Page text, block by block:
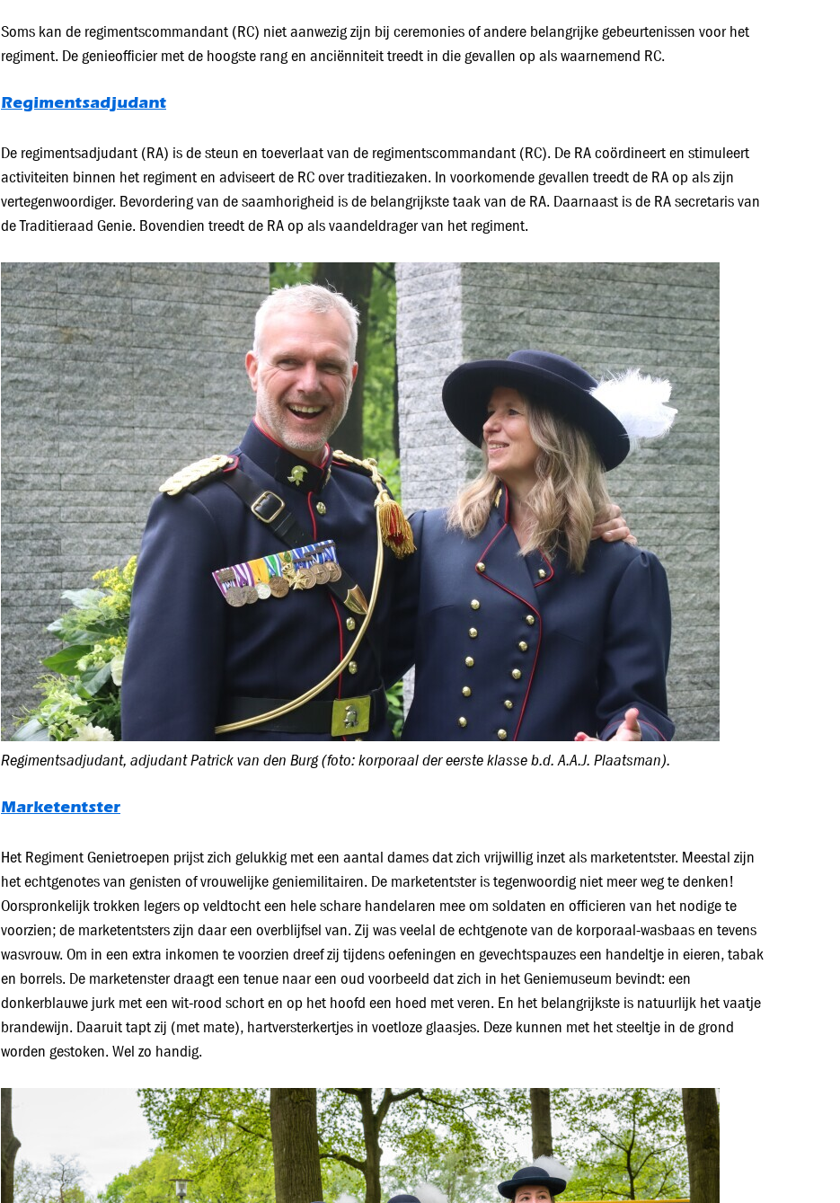
Soms kan de regimentscommandant (RC) niet aanwezig zijn bij ceremonies of andere belangrijke gebeurtenissen voor het
regiment. De genieofficier met de hoogste rang en anciënniteit treedt in die gevallen op als waarnemend RC.
Regimentsadjudant
De regimentsadjudant (RA) is de steun en toeverlaat van de regimentscommandant (RC). De RA coördineert en stimuleert
activiteiten binnen het regiment en adviseert de RC over traditiezaken. In voorkomende gevallen treedt de RA op als zijn
vertegenwoordiger. Bevordering van de saamhorigheid is de belangrijkste taak van de RA. Daarnaast is de RA secretaris van
de Traditieraad Genie. Bovendien treedt de RA op als vaandeldrager van het regiment.
Regimentsadjudant, adjudant Patrick van den Burg (foto: korporaal der eerste klasse b.d. A.A.J. Plaatsman).
Marketentster
Het Regiment Genietroepen prijst zich gelukkig met een aantal dames dat zich vrijwillig inzet als marketentster. Meestal zijn
het echtgenotes van genisten of vrouwelijke geniemilitairen. De marketentster is tegenwoordig niet meer weg te denken!
Oorspronkelijk trokken legers op veldtocht een hele schare handelaren mee om soldaten en officieren van het nodige te
voorzien; de marketentsters zijn daar een overblijfsel van. Zij was veelal de echtgenote van de korporaal-wasbaas en tevens
wasvrouw. Om in een extra inkomen te voorzien dreef zij tijdens oefeningen en gevechtspauzes een handeltje in eieren, tabak
en borrels. De marketenster draagt een tenue naar een oud voorbeeld dat zich in het Geniemuseum bevindt: een
donkerblauwe jurk met een wit-rood schort en op het hoofd een hoed met veren. En het belangrijkste is natuurlijk het vaatje
brandewijn. Daaruit tapt zij (met mate), hartversterkertjes in voetloze glaasjes. Deze kunnen met het steeltje in de grond
worden gestoken. Wel zo handig.